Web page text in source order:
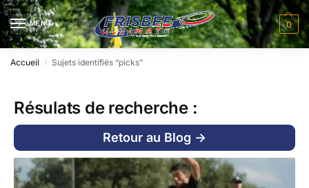
MENU 0
Accueil / Sujets identifiés “picks”
Résulats de recherche :
Retour au Blog ->